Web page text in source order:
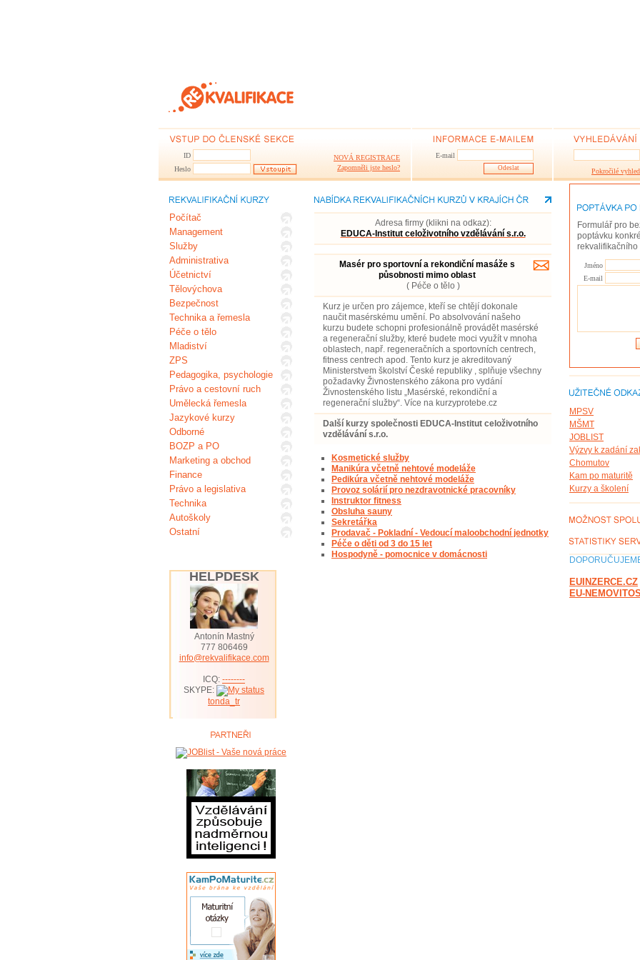
ID
Heslo
NOVÁ REGISTRACE
Zapomněli jste heslo?
E-mail
Pokročilé
Počítač
Management
Služby
Administrativa
Účetnictví
Tělovýchova
Bezpečnost
Technika a řemesla
Péče o tělo
Mladiství
ZPS
Pedagogika, psychologie
Právo a cestovní ruch
Umělecká řemesla
Jazykové kurzy
Odborné
BOZP a PO
Marketing a obchod
Finance
Právo a legislativa
Technika
Autoškoly
Ostatní
HELPDESK
Antonín Mastný
777 806469
info@rekvalifikace.com
ICQ: --------
SKYPE:
tonda_tr
Adresa firmy (klikni na odkaz):
EDUCA-Institut celoživotního vzdělávání s.r.o.
Masér pro sportovní a rekondiční masáže s
působnosti mimo oblast
( Péče o tělo )
Kurz je určen pro zájemce, kteří se chtějí dokonale
naučit masérskému umění. Po absolvování našeho
kurzu budete schopni profesionálně provádět masérské
a regenerační služby, které budete moci využít v mnoha
oblastech, např. regeneračních a sportovních centrech,
fitness centrech apod. Tento kurz je akreditovaný
Ministerstvem školství České republiky , splňuje všechny
požadavky Živnostenského zákona pro vydání
Živnostenského listu „Masérské, rekondiční a
regenerační služby“. Více na kurzyprotebe.cz
Další kurzy společnosti EDUCA-Institut celoživotního
vzdělávání s.r.o.
Kosmetické služby
Manikúra včetně nehtové modeláže
Pedikúra včetně nehtové modeláže
Provoz solárií pro nezdravotnické pracovníky
Instruktor fitness
Obsluha sauny
Sekretářka
Prodavač - Pokladní - Vedoucí maloobchodní jednotky
Péče o děti od 3 do 15 let
Hospodyně - pomocnice v domácnosti
Formulář pro
poptávku
rekvalifikačního
Jméno
E-mail
MPSV
MŠMT
JOBLIST
Výzvy k zadání
Chomutov
Kam po maturitě
Kurzy a školení
EUINZERCE.CZ
EU-